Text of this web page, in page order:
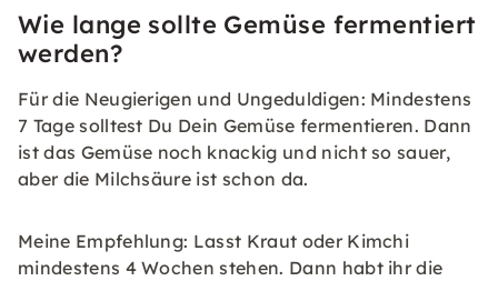
Wie lange sollte Gemüse fermentiert
werden?
Für die Neugierigen und Ungeduldigen: Mindestens
7 Tage solltest Du Dein Gemüse fermentieren. Dann
ist das Gemüse noch knackig und nicht so sauer,
aber die Milchsäure ist schon da.
Meine Empfehlung: Lasst Kraut oder Kimchi
mindestens 4 Wochen stehen. Dann habt ihr die